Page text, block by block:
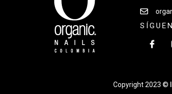
Copyright 2023 ©